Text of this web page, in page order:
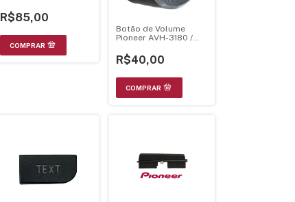
R$85,00
Botão de Volume
Pioneer AVH-3180 /
/ AVH-3580 –
141230514243017
R$40,00